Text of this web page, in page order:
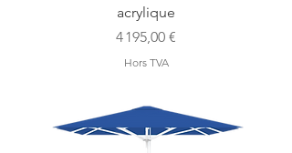
acrylique
Prix
4 195,00 €
Hors TVA